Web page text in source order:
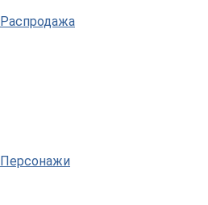
Распродажа
Персонажи